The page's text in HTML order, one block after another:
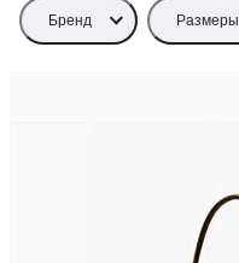
Бренд Размеры